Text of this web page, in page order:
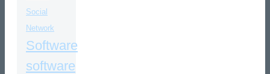
Social
Network
Software
software